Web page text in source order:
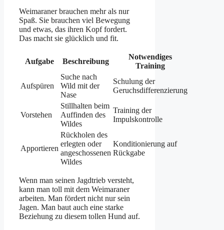
Weimaraner brauchen mehr als nur
Spaß. Sie brauchen viel Bewegung
und etwas, das ihren Kopf fordert.
Das macht sie glücklich und fit.
Aufgabe Beschreibung
Notwendiges
Training
Aufspüren
Suche nach
Wild mit der
Nase
Schulung der
Geruchsdifferenzierung
Vorstehen
Stillhalten beim
Auffinden des
Wildes
Training der
Impulskontrolle
Apportieren
Rückholen des
erlegten oder
angeschossenen
Wildes
Konditionierung auf
Rückgabe
Wenn man seinen Jagdtrieb versteht,
kann man toll mit dem Weimaraner
arbeiten. Man fördert nicht nur sein
Jagen. Man baut auch eine starke
Beziehung zu diesem tollen Hund auf.